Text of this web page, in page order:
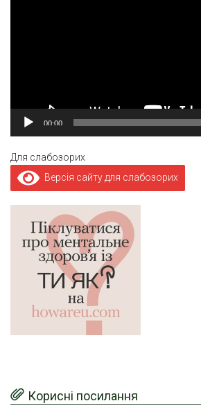
00:00
Для слабозорих
Версія сайту для слабозорих
Корисні посилання